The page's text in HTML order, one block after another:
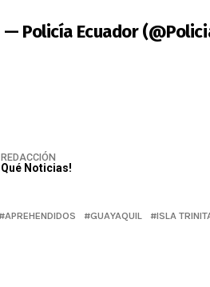
— Policía Ecuador
REDACCIÓN
Qué Noticias!
APREHENDIDOS GUAYAQUIL ISLA